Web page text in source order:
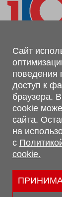
Магазин,
г. Минск,
223062
г. Брест, ул.
Обращаем Ваше
информация,
характеристик,
сервисного
не является
Гражданского
Политика
Политикой в
Сайт
поведения
доступ к
браузера.
cookie
сайта.
на
с
cookie.